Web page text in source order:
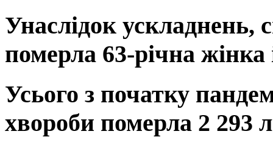
Унаслідок ускладнень,
померла 63-річна жінка
Усього з початку
хвороби померла 2 293